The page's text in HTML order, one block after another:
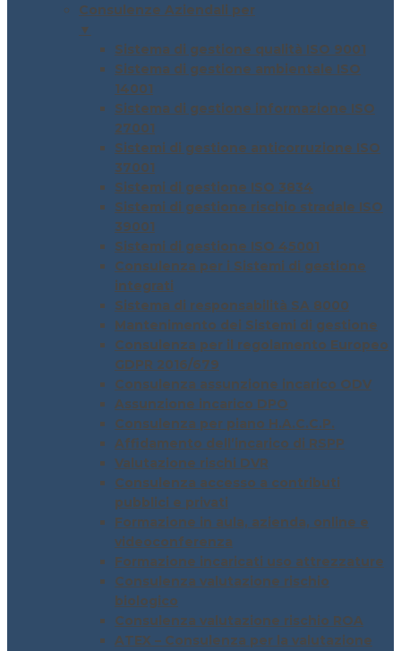
Consulenze Aziendali per
▼
Sistema di gestione qualità ISO 9001
Sistema di gestione ambientale ISO
14001
Sistema di gestione informazione ISO
27001
Sistemi di gestione anticorruzione ISO
37001
Sistemi di gestione ISO 3834
Sistemi di gestione rischio stradale ISO
39001
Sistemi di gestione ISO 45001
Consulenza per i Sistemi di gestione
integrati
Sistema di responsabilità SA 8000
Mantenimento dei Sistemi di gestione
Consulenza per il regolamento Europeo
GDPR 2016/679
Consulenza assunzione incarico ODV
Assunzione incarico DPO
Consulenza per piano H.A.C.C.P.
Affidamento dell’incarico di RSPP
Valutazione rischi DVR
Consulenza accesso a contributi
pubblici e privati
Formazione in aula, azienda, online e
videoconferenza
Formazione incaricati uso attrezzature
Consulenza valutazione rischio
biologico
Consulenza valutazione rischio ROA
ATEX – Consulenza per la valutazione